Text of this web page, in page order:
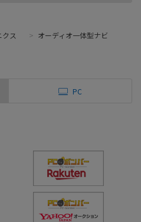
ス > オーディオ一体型ナビ
PC